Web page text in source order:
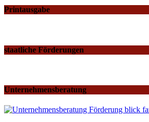
Printausgabe
staatliche Förderungen
Unternehmensberatung